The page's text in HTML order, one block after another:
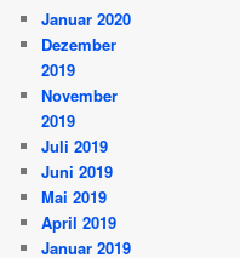
Januar 2020
Dezember
2019
November
2019
Juli 2019
Juni 2019
Mai 2019
April 2019
Januar 2019